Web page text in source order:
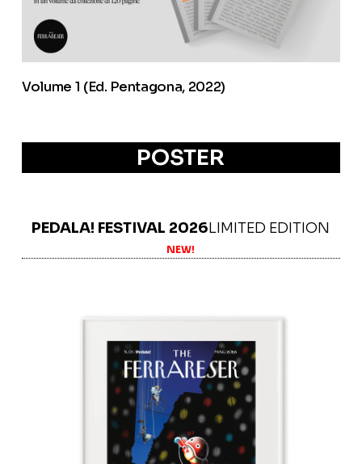
Volume 1 (Ed. Pentagona, 2022)
POSTER
PEDALA! FESTIVAL 2026LIMITED EDITION
NEW!